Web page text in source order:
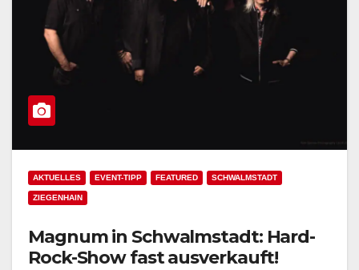
AKTUELLES EVENT-TIPP FEATURED SCHWALMSTADT
ZIEGENHAIN
Magnum in Schwalmstadt: Hard-
Rock-Show fast ausverkauft!